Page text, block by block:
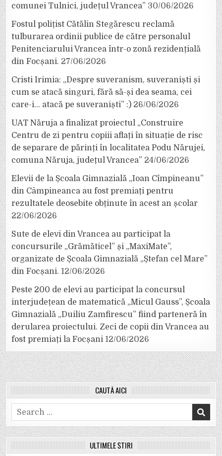
comunei Tulnici, județul Vrancea” 30/06/2026
Fostul polițist Cătălin Stegărescu reclamă
tulburarea ordinii publice de către personalul
Penitenciarului Vrancea într-o zonă rezidențială
din Focșani. 27/06/2026
Cristi Irimia: „Despre suveranism, suveraniști și
cum se atacă singuri, fără să-și dea seama, cei
care-i… atacă pe suveraniști” :) 26/06/2026
UAT Năruja a finalizat proiectul „Construire
Centru de zi pentru copiii aflați în situație de risc
de separare de părinți în localitatea Podu Nărujei,
comuna Năruja, județul Vrancea” 24/06/2026
Elevii de la Școala Gimnazială „Ioan Cîmpineanu”
din Câmpineanca au fost premiați pentru
rezultatele deosebite obținute în acest an școlar
22/06/2026
Sute de elevi din Vrancea au participat la
concursurile „Grămăticel” și „MaxiMate”,
organizate de Școala Gimnazială „Ștefan cel Mare”
din Focșani. 12/06/2026
Peste 200 de elevi au participat la concursul
interjudețean de matematică „Micul Gauss”, Școala
Gimnazială „Duiliu Zamfirescu” fiind parteneră în
derularea proiectului. Zeci de copii din Vrancea au
fost premiați la Focșani 12/06/2026
CAUTĂ AICI
Search
for:
ULTIMELE ȘTIRI